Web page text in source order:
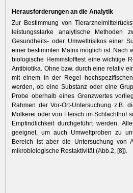
Herausforderungen an die Analytik
Zur Bestimmung von
leistungsstarke analytische Methoden
Gesundheits- oder Umweltrisikos einer
einer ­bestimmten Matrix möglich ist.
biologische Hemmstofftest eine wichtige
Antibiotika. Ohne bzw. durch eine relativ
mit einem in der Regel
werden, ob eine Substanz oder eine
Probe oberhalb eines Grenzwertes
Rahmen der Vor-Ort-Untersuchung z.B.
Molkerei oder von Fleisch im Schlachthof
Empfindlichkeit durchgeführt werden.
geeignet, um auch Umweltproben zu
Bereich ist aber die Untersuchung von
mikrobiologische Restaktivität (Abb.2, [8]).